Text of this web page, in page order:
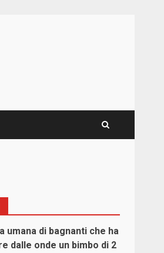
umana di bagnanti che ha
dalle onde un bimbo di 2